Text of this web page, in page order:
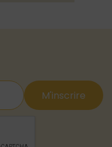
M'inscrire